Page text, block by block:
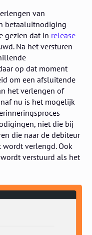
van
betaaluitnodiging
gezien dat in release
Na het versturen
op dat moment
om een afsluitende
het verlengen of
nu is het mogelijk
niet die bij
die naar de debiteur
verlengd. Ook
verstuurd als het